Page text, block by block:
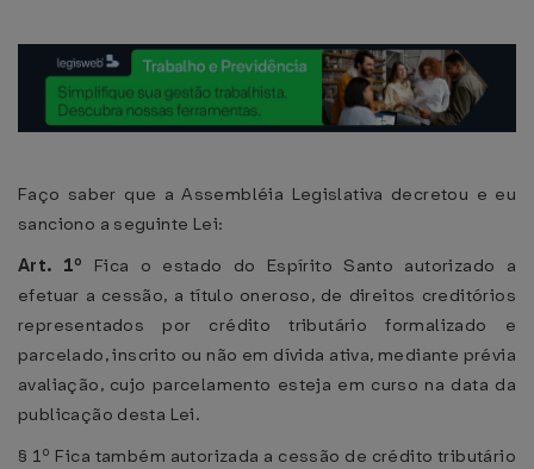
Faço saber que a Assembléia Legislativa decretou e eu
sanciono a seguinte Lei:
Art. 1º Fica o estado do Espírito Santo autorizado a
efetuar a cessão, a título oneroso, de direitos creditórios
representados por crédito tributário formalizado e
parcelado, inscrito ou não em dívida ativa, mediante prévia
avaliação, cujo parcelamento esteja em curso na data da
publicação desta Lei.
§ 1º Fica também autorizada a cessão de crédito tributário